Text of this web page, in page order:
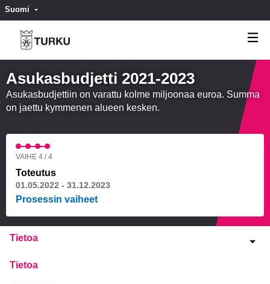
Suomi Valitse kieli
Asukasbudjetti 2021-2023
Asukasbudjettiin on varattu kolme miljoonaa euroa. Summa
on jaettu kymmenen alueen kesken.
VAIHE 4 / 4
Toteutus
01.05.2022 - 31.12.2023
Prosessin vaiheet
Tietoa
Tietoa